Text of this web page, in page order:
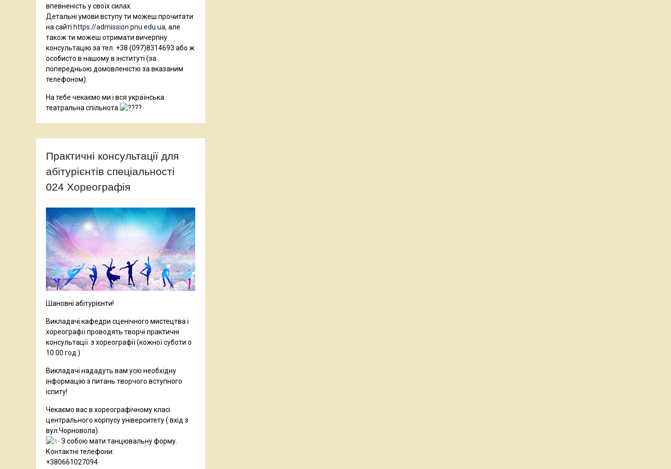
впевненість у своїх силах.
Детальні умови вступу ти можеш прочитати
на сайті https://admission.pnu.edu.ua, але
також ти можеш отримати вичерпну
консультацію за тел. +38 (097)8314693 або ж
особисто в нашому в інституті (за
попередньою домовленістю за вказаним
телефоном).
На тебе чекаємо ми і вся українська
театральна спільнота
Практичні консультації для
абітурієнтів спеціальності
024 Хореографія
Шановні абітурієнти!
Викладачі кафедри сценічного мистецтва і
хореографії проводять творчі практичні
консультації з хореографії(кожної суботи о
10.00 год.)
Викладачі нададуть вам усю необхідну
інформацію з питань творчого вступного
іспиту!
Чекаємо вас в хореографічному класі
центрального корпусу університету ( вхід з
вул.Чорновола).
З собою мати танцювальну форму.
Контактні телефони:
+380661027094